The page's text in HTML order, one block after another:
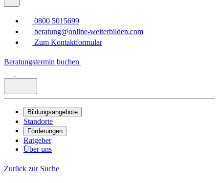
0800 5015699
beratung@online-weiterbilden.com
Zum Kontaktformular
Beratungstermin buchen
Bildungsangebote
Standorte
Förderungen
Ratgeber
Über uns
Zurück zur Suche